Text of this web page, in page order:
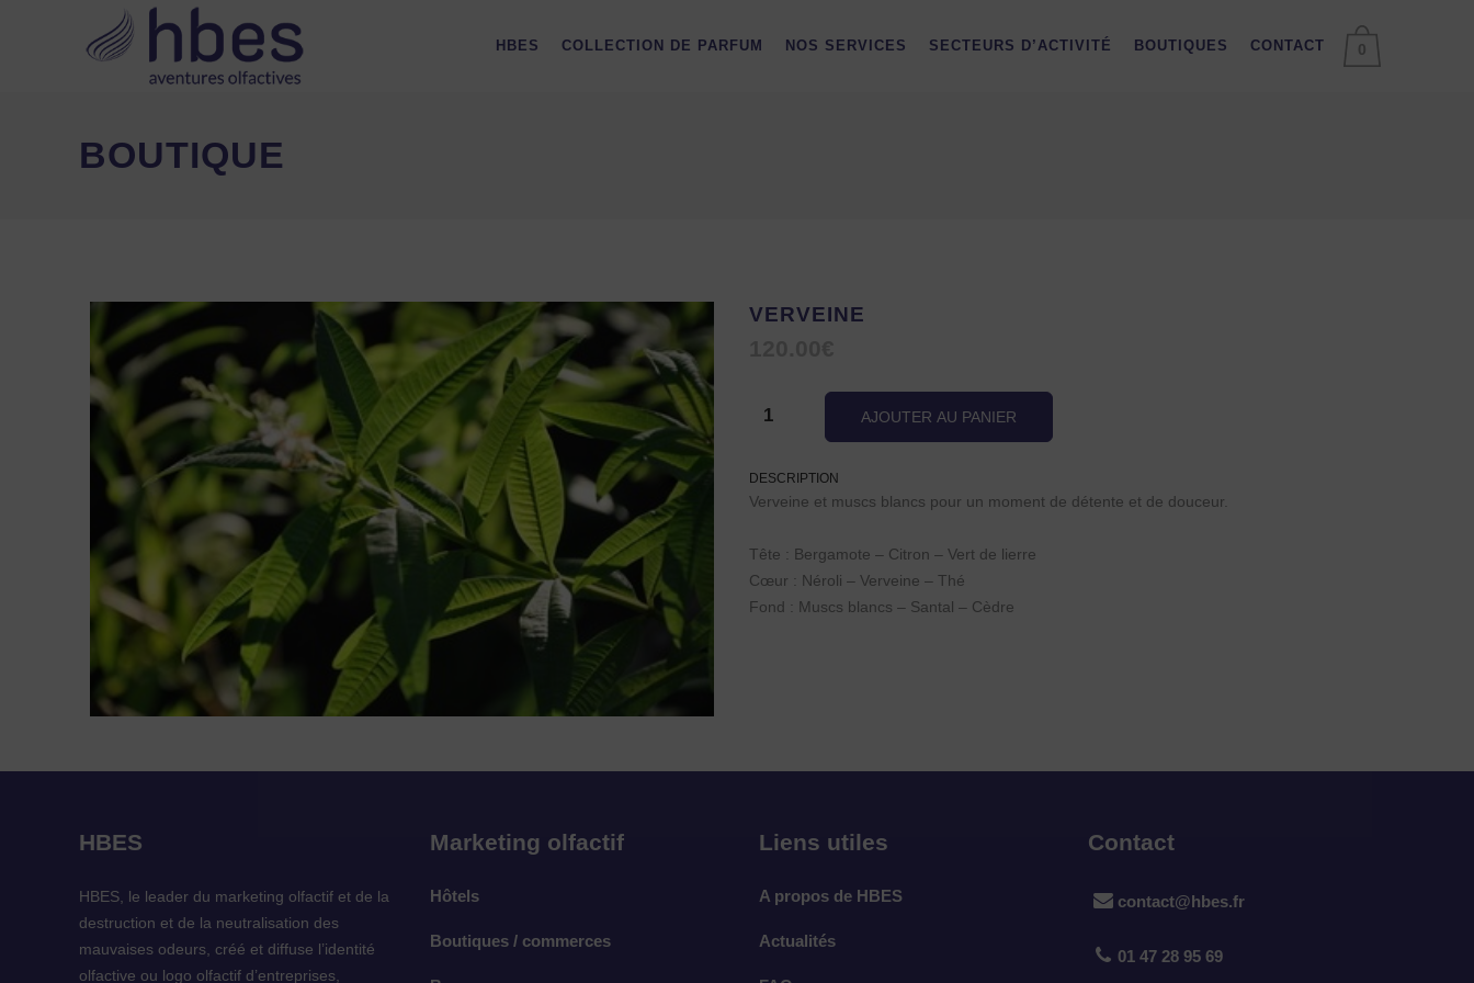
0
HBES COLLECTION DE PARFUM NOS SERVICES SECTEURS D’ACTIVITÉ BOUTIQUES CONTACT
BOUTIQUE
VERVEINE
quantité
Verveine
AJOUTER AU PANIER
DESCRIPTION
Verveine et muscs blancs pour un moment de détente et de douceur.
Tête : Bergamote – Citron – Vert de lierre
Cœur : Néroli – Verveine – Thé
Fond : Muscs blancs – Santal – Cèdre
HBES
HBES, le leader du marketing olfactif et de la
destruction et de la neutralisation des
mauvaises odeurs, créé et diffuse l’identité
olfactive ou logo olfactif d’entreprises,
Marketing olfactif
Hôtels
Boutiques / commerces
Liens utiles
A propos de HBES
Actualités
Contact
contact@hbes.fr
01 47 28 95 69